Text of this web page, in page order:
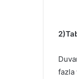
fazla